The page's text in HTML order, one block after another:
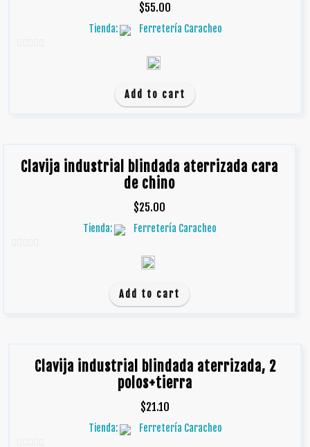
$55.00
Tienda: Ferretería Caracheo
Add to cart
Clavija industrial blindada aterrizada cara
de chino
$25.00
Tienda: Ferretería Caracheo
Add to cart
Clavija industrial blindada aterrizada, 2
polos+tierra
$21.10
Tienda: Ferretería Caracheo